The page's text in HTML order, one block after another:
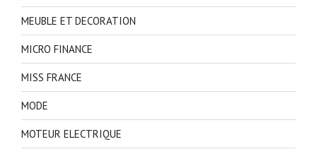
MEUBLE ET DECORATION
MICRO FINANCE
MISS FRANCE
MODE
MOTEUR ELECTRIQUE